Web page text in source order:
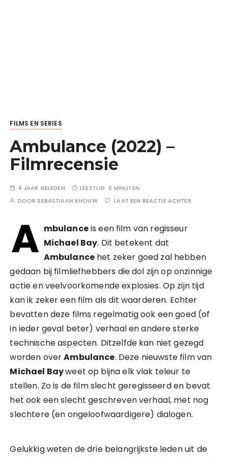
FILMS EN SERIES
Ambulance (2022) –
Filmrecensie
4 JAAR GELEDEN LEESTIJD: 6 MINUTEN
DOOR SEBASTIAAN KHOUW LAAT EEN REACTIE ACHTER
A mbulanceis een film van regisseur
Michael Bay. Dit betekent dat
Ambulance het zeker goed zal hebben
gedaan bij filmliefhebbers die dol zijn op onzinnige
actie en veelvoorkomende explosies. Op zijn tijd
kan ik zeker een film als dit waarderen. Echter
bevatten deze films regelmatig ook een goed (of
in ieder geval beter) verhaal en andere sterke
technische aspecten. Ditzelfde kan niet gezegd
worden overAmbulance. Deze nieuwste film van
Michael Bayweet op bijna elk vlak teleur te
stellen. Zo is de film slecht geregisseerd en bevat
het ook een slecht geschreven verhaal, met nog
slechtere (en ongeloofwaardigere) dialogen.
Gelukkig weten de drie belangrijkste leden uit de